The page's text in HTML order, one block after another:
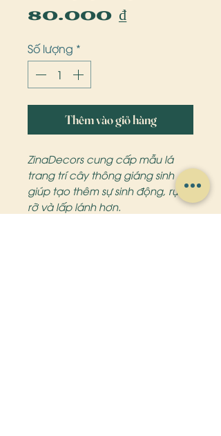
80.000 ₫Giá
Số lượng *
Thêm vào giỏ hàng
ZinaDecors cung cấp mẫu lá
trang trí cây thông giáng sinh
giúp tạo thêm sự sinh động, rực
rỡ và lấp lánh hơn.